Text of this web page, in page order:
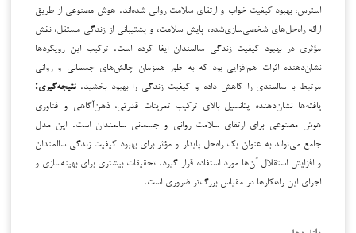
استرس، بهبود کیفیت خواب و ارتقای سلامت روانی شده‌اند. هوش مصنوعی از طریق
ارائه راه‌حل‌های شخصی‌سازی‌شده، پایش سلامت، و پشتیبانی از زندگی مستقل، نقش
مؤثری در بهبود کیفیت زندگی سالمندان ایفا کرده است. ترکیب این رویکردها
نشان‌دهنده اثرات هم‌افزایی بود که به طور همزمان چالش‌های جسمانی و روانی
مرتبط با سالمندی را کاهش داده و کیفیت زندگی را بهبود بخشید.نتیجه‌گیری:
یافته‌ها نشان‌دهنده پتانسیل بالای ترکیب تمرینات قدرتی، ذهن‌آگاهی و فناوری
هوش مصنوعی برای ارتقای سلامت روانی و جسمانی سالمندان است. این مدل
جامع می‌تواند به عنوان یک راه‌حل پایدار و مؤثر برای بهبود کیفیت زندگی سالمندان
و افزایش استقلال آن‌ها مورد استفاده قرار گیرد. تحقیقات بیشتری برای بهینه‌سازی و
اجرای این راهکارها در مقیاس بزرگ‌تر ضروری است.